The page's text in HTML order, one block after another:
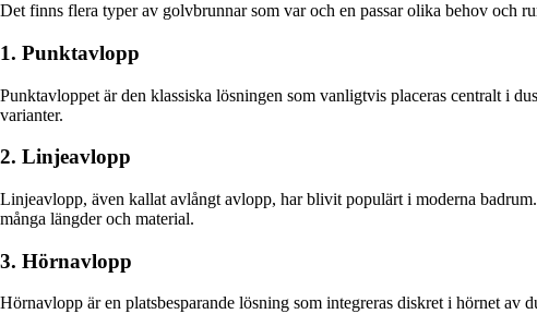
Det finns flera typer av golvbrunnar som var och en passar olika behov och
1. Punktavlopp
Punktavloppet är den klassiska lösningen som vanligtvis placeras centralt i
varianter.
2. Linjeavlopp
Linjeavlopp, även kallat avlångt avlopp, har blivit populärt i moderna
många längder och material.
3. Hörnavlopp
Hörnavlopp är en platsbesparande lösning som integreras diskret i hörnet